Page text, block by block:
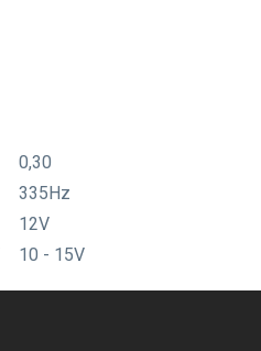
0,30
335Hz
12V
10 - 15V